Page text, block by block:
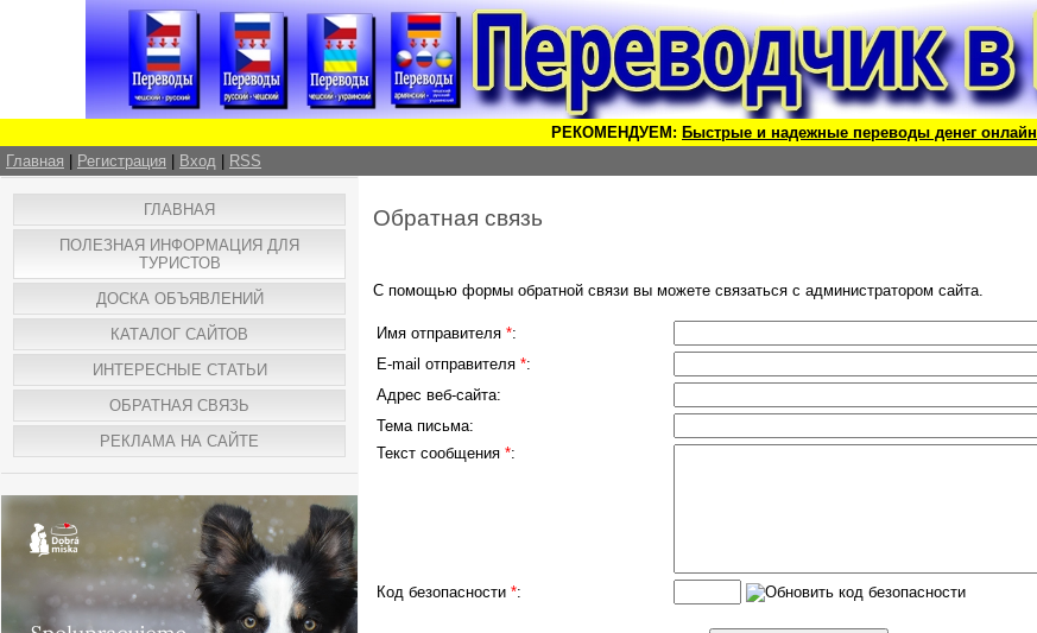
РЕКОМЕНДУЕМ: Быстрые и надежные переводы денег онлайн
Главная
Регистрация Вход RSS
ГЛАВНАЯ
ПОЛЕЗНАЯ ИНФОРМАЦИЯ ДЛЯ
ТУРИСТОВ
ДОСКА ОБЪЯВЛЕНИЙ
КАТАЛОГ САЙТОВ
ИНТЕРЕСНЫЕ СТАТЬИ
ОБРАТНАЯ СВЯЗЬ
РЕКЛАМА НА САЙТЕ
Обратная связь
С помощью формы обратной связи вы можете связаться с администратором сайта.
Имя отправителя *:
E-mail отправителя *:
Адрес веб-сайта:
Тема письма:
Текст сообщения *:
Код безопасности *: